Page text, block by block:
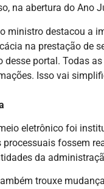
na abertura do Ano
ministro destacou a
na prestação de
desse portal. Todas
Isso vai
eletrônico foi
fossem
da
trouxe